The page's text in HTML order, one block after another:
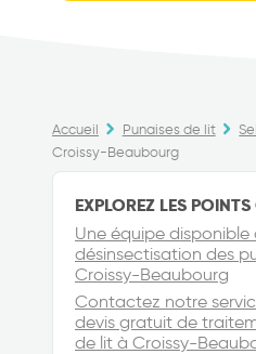
Accueil Punaises de lit
Croissy-Beaubourg
EXPLOREZ LES
Une équipe
désinsectisation des
Croissy-Beaubourg
Contactez notre
devis gratuit de
de lit à Croissy-